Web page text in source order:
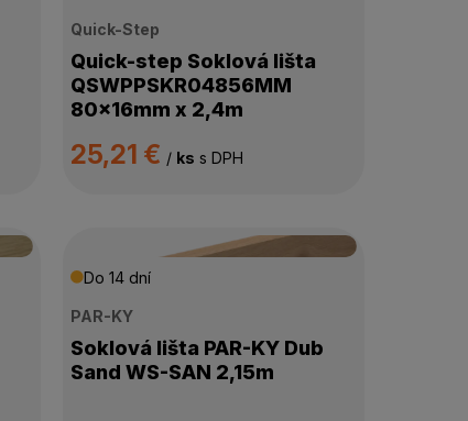
Quick-Step
Quick-step Soklová lišta
QSWPPSKR04856MM
80x16mm x 2,4m
25,21 € / ks s DPH
Do 14 dní
PAR-KY
Soklová lišta PAR-KY Dub
Sand WS-SAN 2,15m